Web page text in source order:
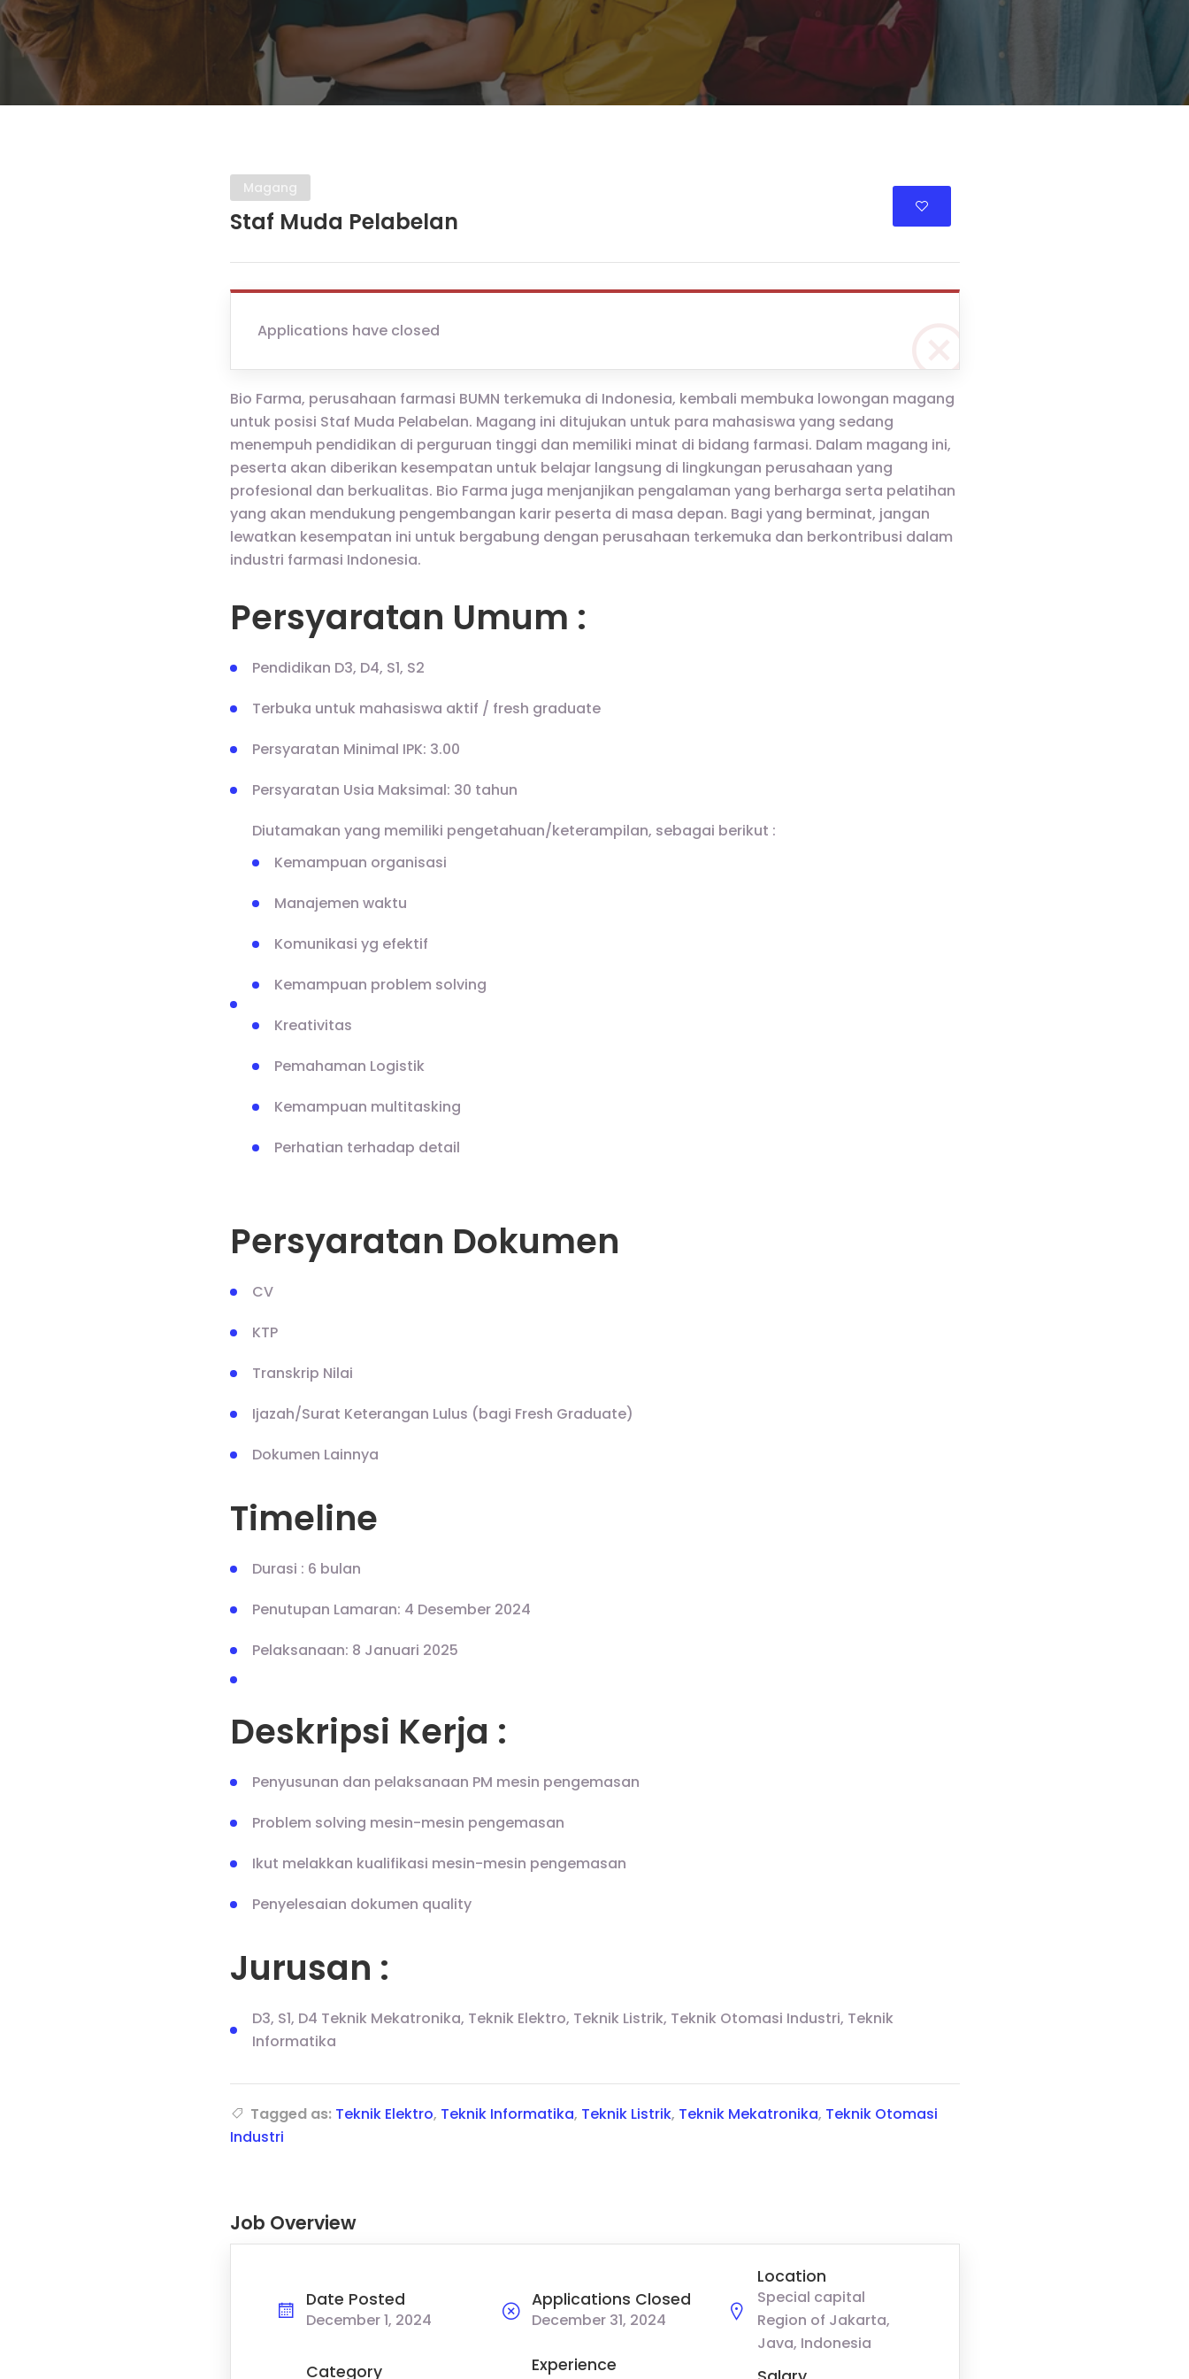
Magang
Staf Muda Pelabelan
Applications have closed
Bio Farma, perusahaan farmasi BUMN terkemuka di Indonesia, kembali membuka lowongan magang
untuk posisi Staf Muda Pelabelan. Magang ini ditujukan untuk para mahasiswa yang sedang
menempuh pendidikan di perguruan tinggi dan memiliki minat di bidang farmasi. Dalam magang ini,
peserta akan diberikan kesempatan untuk belajar langsung di lingkungan perusahaan yang
profesional dan berkualitas. Bio Farma juga menjanjikan pengalaman yang berharga serta pelatihan
yang akan mendukung pengembangan karir peserta di masa depan. Bagi yang berminat, jangan
lewatkan kesempatan ini untuk bergabung dengan perusahaan terkemuka dan berkontribusi dalam
industri farmasi Indonesia.
Persyaratan Umum :
Pendidikan D3, D4, S1, S2
Terbuka untuk mahasiswa aktif / fresh graduate
Persyaratan Minimal IPK: 3.00
Persyaratan Usia Maksimal: 30 tahun
Diutamakan yang memiliki pengetahuan/keterampilan, sebagai berikut :
Kemampuan organisasi
Manajemen waktu
Komunikasi yg efektif
Kemampuan problem solving
Kreativitas
Pemahaman Logistik
Kemampuan multitasking
Perhatian terhadap detail
Persyaratan Dokumen
CV
KTP
Transkrip Nilai
Ijazah/Surat Keterangan Lulus (bagi Fresh Graduate)
Dokumen Lainnya
Timeline
Durasi : 6 bulan
Penutupan Lamaran: 4 Desember 2024
Pelaksanaan: 8 Januari 2025
Deskripsi Kerja :
Penyusunan dan pelaksanaan PM mesin pengemasan
Problem solving mesin-mesin pengemasan
Ikut melakkan kualifikasi mesin-mesin pengemasan
Penyelesaian dokumen quality
Jurusan :
D3, S1, D4 Teknik Mekatronika, Teknik Elektro, Teknik Listrik, Teknik Otomasi Industri, Teknik
Informatika
Tagged as: Teknik Elektro, Teknik Informatika, Teknik Listrik, Teknik Mekatronika, Teknik Otomasi
Industri
Job Overview
Date Posted
December 1, 2024
Applications Closed
December 31, 2024
Location
Special capital
Region of Jakarta,
Java, Indonesia
Category Experience